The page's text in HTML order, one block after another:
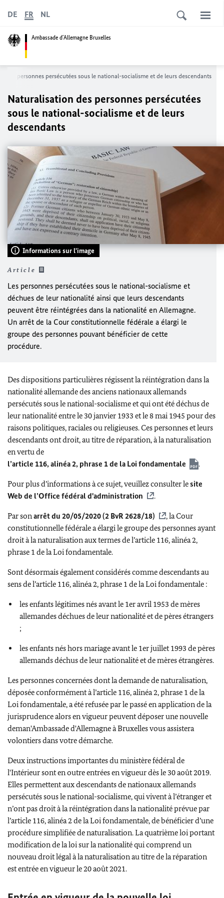
Ambassade d´Allemagne Bruxelles
DE FR NL
des personnes persécutées sous le national-socialisme et de leurs descendants
Naturalisation des personnes persécutées
sous le national-socialisme et de leurs
descendants
Informations sur l'image
Article
Les personnes persécutées sous le national-socialisme et
déchues de leur nationalité ainsi que leurs descendants
peuvent être réintégrées dans la nationalité en Allemagne.
Un arrêt de la Cour constitutionnelle fédérale a élargi le
groupe des personnes pouvant bénéficier de cette
procédure.
Des dispositions particulières régissent la réintégration dans la
nationalité allemande des anciens nationaux allemands
persécutés sous le national-socialisme et qui ont été déchus de
leur nationalité entre le 30 janvier 1933 et le 8 mai 1945 pour des
raisons politiques, raciales ou religieuses. Ces personnes et leurs
descendants ont droit, au titre de réparation, à la naturalisation
en vertu de
l’article 116, alinéa 2, phrase 1 de la Loi fondamentale
.
Pour plus d’informations à ce sujet, veuillez consulter lesite
Web de l’Office fédéral d'administration
.
Par son arrêt du 20/05/2020 (2 BvR 2628/18)
, la Cour
constitutionnelle fédérale a élargi le groupe des personnes ayant
droit à la naturalisation aux termes de l’article 116, alinéa 2,
phrase 1 de la Loi fondamentale.
Sont désormais également considérés comme descendants au
sens de l’article 116, alinéa 2, phrase 1 de la Loi fondamentale :
les enfants légitimes nés avant le 1er avril 1953 de mères
allemandes déchues de leur nationalité et de pères étrangers
;
les enfants nés hors mariage avant le 1er juillet 1993 de pères
allemands déchus de leur nationalité et de mères étrangères.
Les personnes concernées dont la demande de naturalisation,
déposée conformément à l’article 116, alinéa 2, phrase 1 de la
Loi fondamentale, a été refusée par le passé en application de la
jurisprudence alors en vigueur peuvent déposer une nouvelle
deman'Ambassade d'Allemagne à Bruxelles vous assistera
volontiers dans votre démarche.
Deux instructions importantes du ministère fédéral de
l'Intérieur sont en outre entrées en vigueur dès le 30 août 2019.
Elles permettent aux descendants de nationaux allemands
persécutés sous le national-socialisme, qui vivent à l’étranger et
n’ont pas droit à la réintégration dans la nationalité prévue par
l’article 116, alinéa 2 de la Loi fondamentale, de bénéficier d’une
procédure simplifiée de naturalisation. La quatrième loi portant
modification de la loi sur la nationalité qui comprend un
nouveau droit légal à la naturalisation au titre de la réparation
est entrée en vigueur le 20 août 2021.